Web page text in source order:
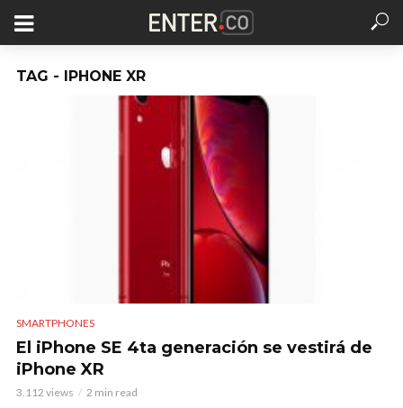
TAG - IPHONE XR
SMARTPHONES
El iPhone SE 4ta generación se vestirá de
iPhone XR
3.112 views 2 min read